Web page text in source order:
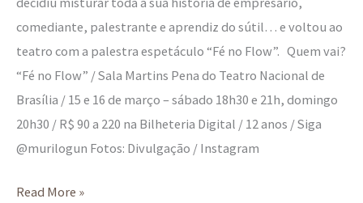
comediante, palestrante e aprendiz do sútil… e voltou ao
teatro com a palestra espetáculo “Fé no Flow”. Quem vai?
“Fé no Flow” / Sala Martins Pena do Teatro Nacional de
Brasília / 15 e 16 de março – sábado 18h30 e 21h, domingo
20h30 / R$ 90 a 220 na Bilheteria Digital / 12 anos / Siga
@murilogun Fotos: Divulgação / Instagram
Read More »